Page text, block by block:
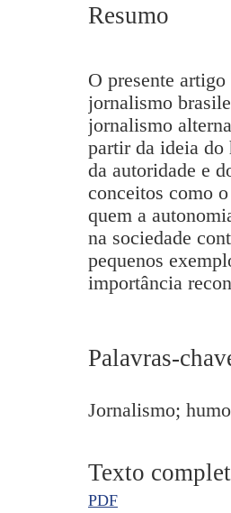
Resumo
O presente
jornalismo
jornalismo
partir da ideia do
da autoridade e
conceitos como
quem a
na sociedade
pequenos
importância
Palavras-
Jornalismo;
Texto
PDF